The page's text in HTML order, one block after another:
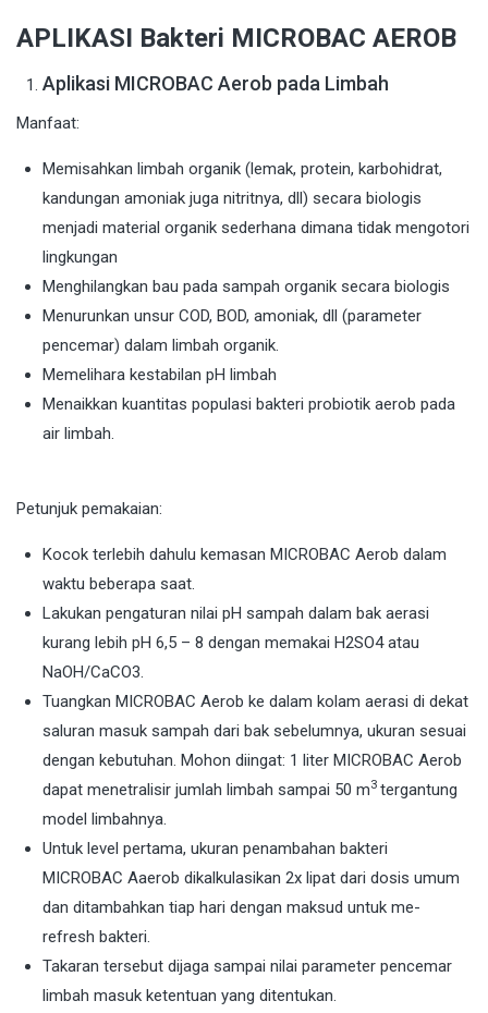
APLIKASI Bakteri MICROBAC AEROB
Aplikasi MICROBAC Aerob pada Limbah
Manfaat:
Memisahkan limbah organik (lemak, protein, karbohidrat,
kandungan amoniak juga nitritnya, dll) secara biologis
menjadi material organik sederhana dimana tidak mengotori
lingkungan
Menghilangkan bau pada sampah organik secara biologis
Menurunkan unsur COD, BOD, amoniak, dll (parameter
pencemar) dalam limbah organik.
Memelihara kestabilan pH limbah
Menaikkan kuantitas populasi bakteri probiotik aerob pada
air limbah.
Petunjuk pemakaian:
Kocok terlebih dahulu kemasan MICROBAC Aerob dalam
waktu beberapa saat.
Lakukan pengaturan nilai pH sampah dalam bak aerasi
kurang lebih pH 6,5 – 8 dengan memakai H2SO4 atau
NaOH/CaCO3.
Tuangkan MICROBAC Aerob ke dalam kolam aerasi di dekat
saluran masuk sampah dari bak sebelumnya, ukuran sesuai
dengan kebutuhan. Mohon diingat: 1 liter MICROBAC Aerob
dapat menetralisir jumlah limbah sampai 50 m3 tergantung
model limbahnya.
Untuk level pertama, ukuran penambahan bakteri
MICROBAC Aaerob dikalkulasikan 2x lipat dari dosis umum
dan ditambahkan tiap hari dengan maksud untuk me-
refresh bakteri.
Takaran tersebut dijaga sampai nilai parameter pencemar
limbah masuk ketentuan yang ditentukan.